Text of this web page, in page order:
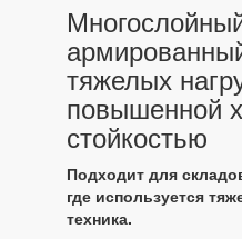
тяжелых
повышенной
стойкостью
Подходит для
где используется
техника.